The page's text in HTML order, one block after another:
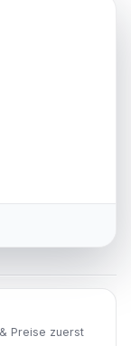
Preise zuerst